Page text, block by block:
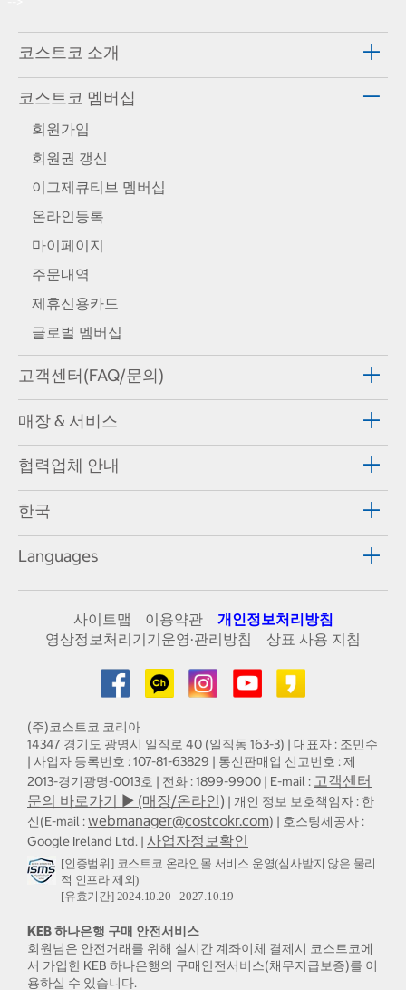
코스트코 소개
코스트코 멤버십
회원가입
회원권 갱신
이그제큐티브 멤버십
온라인등록
마이페이지
주문내역
제휴신용카드
글로벌 멤버십
고객센터(FAQ/문의)
매장 & 서비스
협력업체 안내
한국
Languages
사이트맵 이용약관
개인정보처리방침
영상정보처리기기운영·관리방침
상표 사용 지침
(주)코스트코 코리아
14347 경기도 광명시 일직로 40 (일직동 163-3) | 대표자 : 조민수
| 사업자 등록번호 : 107-81-63829 | 통신판매업 신고번호 : 제
2013-경기광명-0013호 | 전화 : 1899-9900 | E-mail : 고객센터
문의 바로가기 ▶ (매장/온라인) | 개인 정보 보호책임자 : 한
신(E-mail :webmanager@costcokr.com) | 호스팅제공자 :
Google Ireland Ltd. | 사업자정보확인
[인증범위] 코스트코 온라인몰 서비스 운영(심사받지 않은 물리
적 인프라 제외)
[유효기간] 2024.10.20 - 2027.10.19
KEB 하나은행 구매 안전서비스
회원님은 안전거래를 위해 실시간 계좌이체 결제시 코스트코에
서 가입한 KEB 하나은행의 구매안전서비스(채무지급보증)를 이
용하실 수 있습니다.